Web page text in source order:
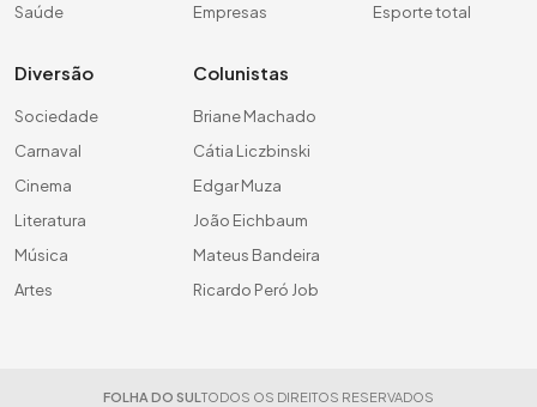
Saúde
Empresas
Esporte total
Diversão
Sociedade
Carnaval
Cinema
Literatura
Música
Artes
Colunistas
Briane Machado
Cátia Liczbinski
Edgar Muza
João Eichbaum
Mateus Bandeira
Ricardo Peró Job
FOLHA DO SUL TODOS OS DIREITOS RESERVADOS